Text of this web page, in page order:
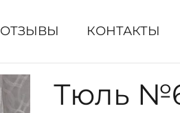
ОТЗЫВЫ КОНТАКТЫ
Тюль